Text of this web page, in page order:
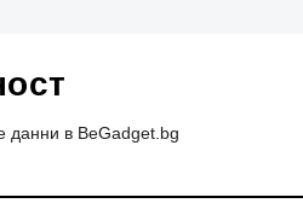
данни в BeGadget.bg